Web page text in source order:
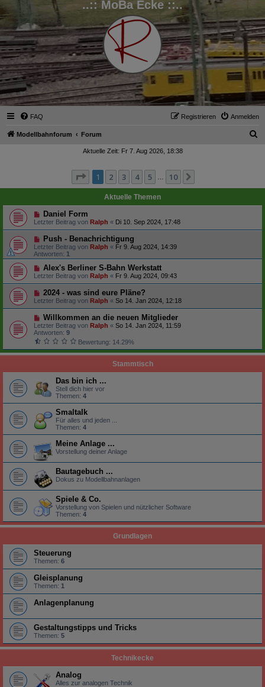
..:: MoBa Ecke ::..
FAQ Anmelden
Registrieren
Modellbahnforum Forum
e
Aktuelle Zeit: Fr 7. Aug 2026, 18:38
Seite 1von 10
1 2 3 4 5 10
Aktuelle Themen
Daniel Form
Letzter Beitrag von Ralph « Di 10. Sep 2024, 17:48
Push - Benachrichtigung
Letzter Beitrag von Ralph « Fr 9. Aug 2024, 14:39
Antworten: 1
Alex's Berliner S-Bahn Werkstatt
Letzter Beitrag von Ralph « Fr 9. Aug 2024, 09:43
2024 - was sind eure Pläne?
Letzter Beitrag von Ralph « So 14. Jan 2024, 12:18
Willkommen an die neuen Mitglieder
Letzter Beitrag von Ralph « So 14. Jan 2024, 11:59
Antworten: 9
Bewertung: 14.29%
Stammtisch
Das bin ich ...
Stell dich hier vor
Themen: 4
Smaltalk
Für alles und jeden ...
Themen: 4
Meine Anlage ...
Vorstellung deiner Anlage
Bautagebuch ...
Dokus zu Modellbahnanlagen
Spiele & Co.
Vorstellung von Spielen und nützlicher Software
Themen: 4
Grundlagen
Steuerung
Themen: 6
Gleisplanung
Themen: 1
Anlagenplanung
Gestaltungstipps und Tricks
Themen: 5
Technikecke
Analog
Alles zur analogen Technik